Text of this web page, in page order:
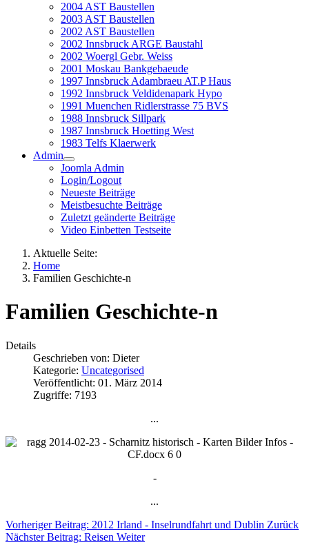
2004 AST Baustellen
2003 AST Baustellen
2002 AST Baustellen
2002 Innsbruck ARGE Baustahl
2002 Woergl Gebr. Weiss
2001 Moskau Bankgebaeude
1997 Innsbruck Adambraeu AT.P Haus
1992 Innsbruck Veldidenapark Hypo
1991 Muenchen Ridlerstrasse 75 BVS
1988 Innsbruck Sillpark
1987 Innsbruck Hoetting West
1983 Telfs Klaerwerk
Admin
Joomla Admin
Login/Logout
Neueste Beiträge
Meistbesuchte Beiträge
Zuletzt geänderte Beiträge
Video Einbetten Testseite
Aktuelle Seite:
Home
Familien Geschichte-n
Familien Geschichte-n
Details
Geschrieben von: Dieter
Kategorie: Uncategorised
Veröffentlicht: 01. März 2014
Zugriffe: 7193
...
-
...
Vorheriger Beitrag: 2012 Irland - Inselrundfahrt und Dublin Zurück
Nächster Beitrag: Reisen Weiter